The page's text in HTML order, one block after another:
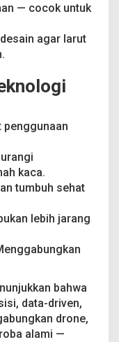
— cocok untuk
agar larut
penggunaan
kaca.
tumbuh sehat
lebih jarang
bahwa
data-driven,
drone,
alami —